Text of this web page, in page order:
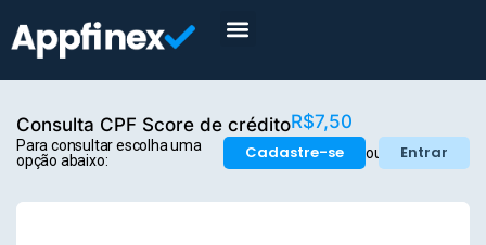
Consulta CPF Score de créditoR$7,50
Para consultar escolha uma
opção abaixo:
Cadastre-se ou Entrar